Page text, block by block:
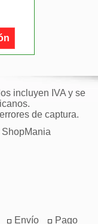
incluyen IVA y se
de captura.
Envío
Pago